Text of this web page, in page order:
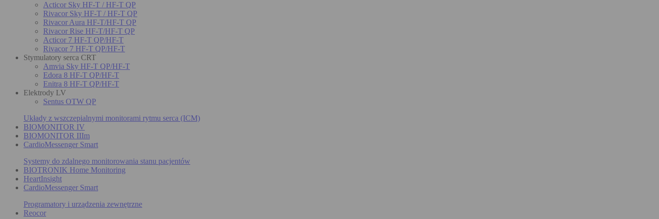
Acticor Sky HF-T / HF-T QP
Rivacor Sky HF-T / HF-T QP
Rivacor Aura HF-T/HF-T QP
Rivacor Rise HF-T/HF-T QP
Acticor 7 HF-T QP/HF-T
Rivacor 7 HF-T QP/HF-T
Stymulatory serca CRT
Amvia Sky HF-T QP/HF-T
Edora 8 HF-T QP/HF-T
Enitra 8 HF-T QP/HF-T
Elektrody LV
Sentus OTW QP
Układy z wszczepialnymi monitorami rytmu serca (ICM)
BIOMONITOR IV
BIOMONITOR IIIm
CardioMessenger Smart
Systemy do zdalnego monitorowania stanu pacjentów
BIOTRONIK Home Monitoring
HeartInsight
CardioMessenger Smart
Programatory i urządzenia zewnętrzne
Reocor